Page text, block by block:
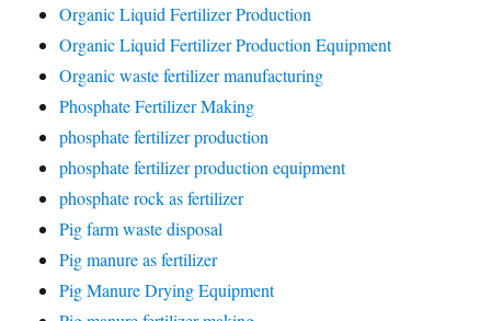
Organic Liquid Fertilizer Production
Organic Liquid Fertilizer Production Equipment
Organic waste fertilizer manufacturing
Phosphate Fertilizer Making
phosphate fertilizer production
phosphate fertilizer production equipment
phosphate rock as fertilizer
Pig farm waste disposal
Pig manure as fertilizer
Pig Manure Drying Equipment